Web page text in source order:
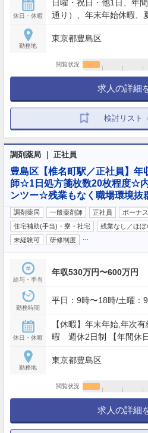
休日・休暇
日曜・祝日・他1日、年
通り）、年末年始休暇、
勤務地
東京都豊島区
閲覧状況
求人の詳細
検討リスト
調剤薬局 ｜ 正社員
豊島区【椎名町駅／正社員】
師☆1日処方箋枚数20枚程度☆
ンツー☆残業もなく職場環境抜
調剤薬局 一般薬剤師 正社員
ボーナ
住宅補助(手当)・寮・社宅
残業なし／ほぼ
未経験可
研修制度
給与・手当
年収530万円〜600万円
勤務時間
平日：9時〜18時/土曜：
休日・休暇
【休暇】年末年始,年次
暇 週休2日制 【年間休
勤務地
東京都豊島区
閲覧状況
求人の詳細